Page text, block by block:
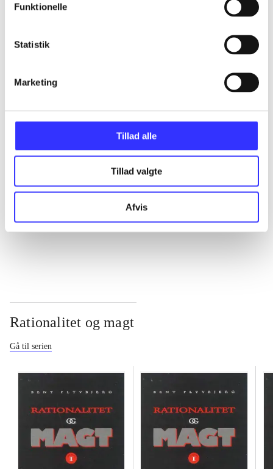
Funktionelle
Statistik
Marketing
Tillad alle
Tillad valgte
Afvis
...
...
Rationalitet og magt
Gå til serien